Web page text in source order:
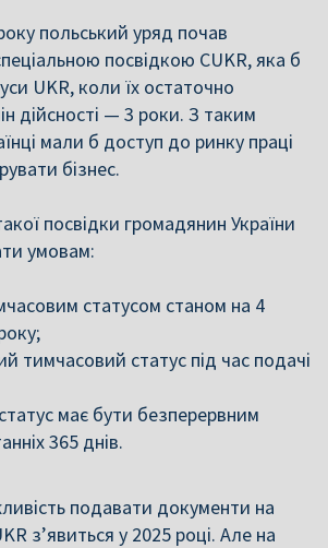
польський уряд почав
посвідкою CUKR, яка б
UKR, коли їх остаточно
дійсності — 3 роки. З таким
мали б доступ до ринку праці
бізнес.
посвідки громадянин України
умовам:
статусом станом на 4
тимчасовий статус під час подачі
має бути безперервним
365 днів.
подавати документи на
зʼявиться у 2025 році. Але на